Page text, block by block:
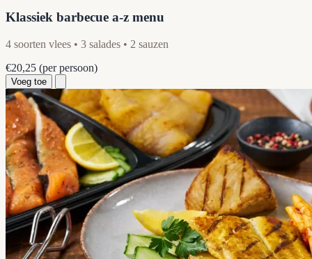
Klassiek barbecue a-z menu
4 soorten vlees • 3 salades • 2 sauzen
€20,25 (per persoon)
Voeg toe